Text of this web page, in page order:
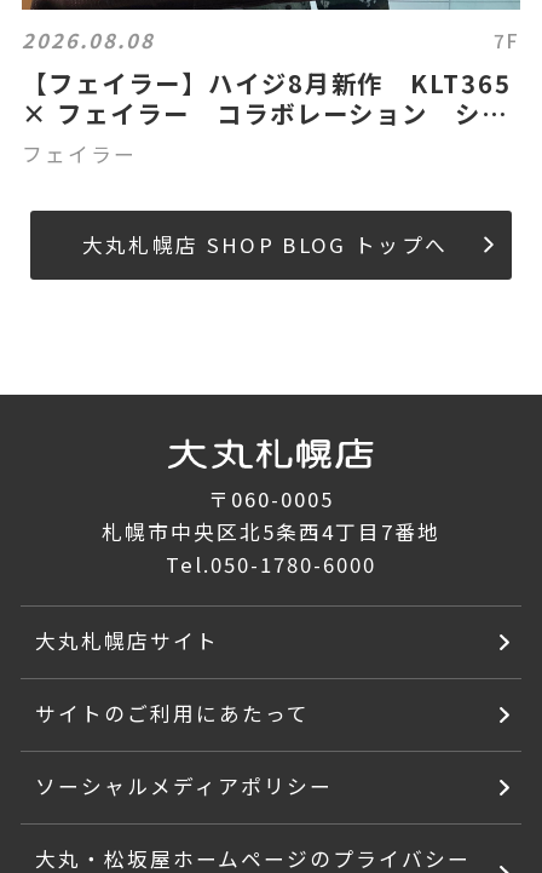
2026.08.08 7F
【フェイラー】ハイジ8月新作 KLT365
× フェイラー コラボレーション ショ
ルダーバック ニッティー
フェイラー
大丸札幌店 SHOP BLOG トップへ
〒060-0005
札幌市中央区北5条西4丁目7番地
Tel.050-1780-6000
大丸札幌店サイト
サイトのご利用にあたって
ソーシャルメディアポリシー
大丸・松坂屋ホームページのプライバシー